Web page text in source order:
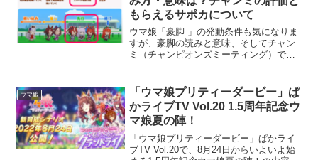
もらえるサポカについて
ウマ娘「豪脚 」の発動条件も気になりま
すが、豪脚の読みと意味、そしてチャン
ミ（チャンピオンズミーティング）での
マ娘プリティーダービーのゲームを始め
た人向けへの解説になり...
ウマ娘
「ウマ娘プリティーダービー」ぱ
かライブTV Vol.20 1.5周年記念ウ
マ娘夏の陣！
「ウマ娘プリティーダービー」ぱかライ
ブTV Vol.20で、8月24日からいよいよ始